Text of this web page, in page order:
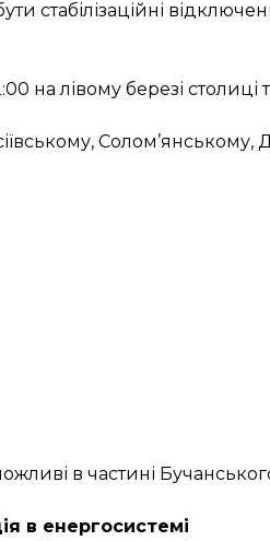
стабілізаційні
лівому березі столиці
в частині
в енергосистемі